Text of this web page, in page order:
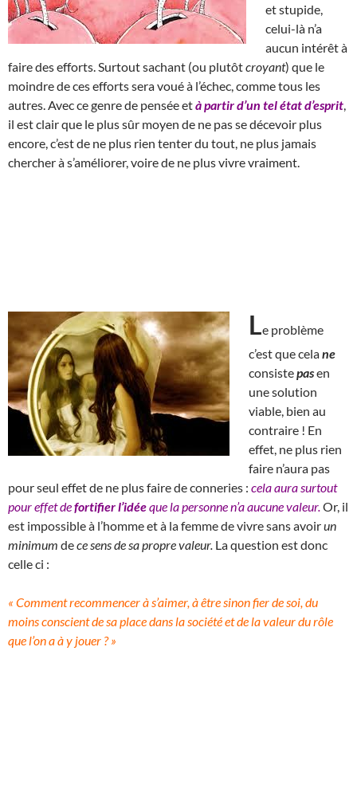
et stupide,
celui-là n’a
aucun intérêt à
faire des efforts. Surtout sachant (ou plutôtcroyant) que le
moindre de ces efforts sera voué à l’échec, comme tous les
autres. Avec ce genre de pensée età partir d’un tel état d’esprit
il est clair que le plus sûr moyen de ne pas se décevoir plus
encore, c’est de ne plus rien tenter du tout, ne plus jamais
chercher à s’améliorer, voire de ne plus vivre vraiment.
Le problème
c’est que celane
consistepasen
une solution
viable, bien au
contraire ! En
effet, ne plus rien
faire n’aura pas
pour seul effet de ne plus faire de conneries : cela aura surtout
pour effet defortifier l’idéeque la personne n’a aucune valeur. Or, il
est impossible à l’homme et à la femme de vivre sans avoirun
minimum dece sens de sa propre valeur. La question est donc
celle ci :
« Comment recommencer à s’aimer, à être sinon fier de soi, du
moins conscient de sa place dans la société et de la valeur du rôle
que l’on a à y jouer ? »